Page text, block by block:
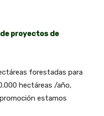
proyectos de
forestadas para
hectáreas /año,
estamos